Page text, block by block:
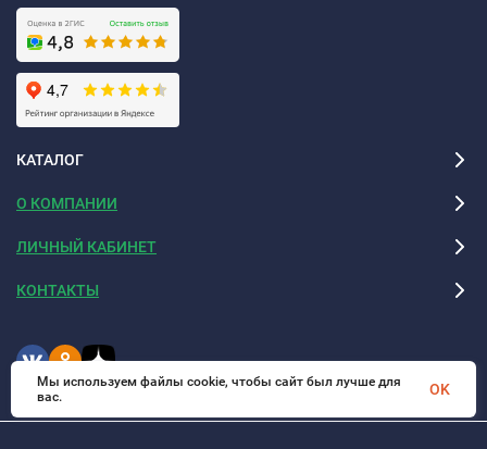
КАТАЛОГ
О КОМПАНИИ
ЛИЧНЫЙ КАБИНЕТ
КОНТАКТЫ
Мы используем файлы cookie, чтобы сайт был лучше для
вас.
OK